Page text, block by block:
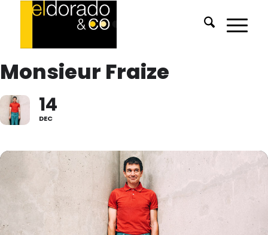
Monsieur Fraize
14
DEC